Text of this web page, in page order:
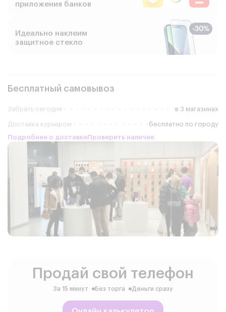
приложения банков
Идеально наклеим
защитное стекло
Бесплатный самовывоз
Забрать сегодня в 3 магазинах
Доставка курьером
бесплатно по городу
Подробнее о доставкеПроверить наличие
Продай свой телефон
За 15 минут Без торга Деньги сразу